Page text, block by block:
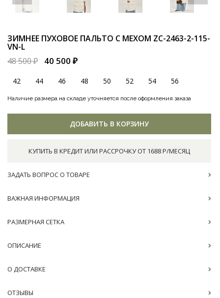
ЗИМНЕЕ ПУХОВОЕ ПАЛЬТО С МЕХОМ ZC-2463-2-115-
VN-L
48 500 ₽
40 500 ₽
42 44 46 48 50 52 54 56
Наличие размера на складе уточняется после оформления заказа
ДОБАВИТЬ В КОРЗИНУ
КУПИТЬ В КРЕДИТ ИЛИ РАССРОЧКУ ОТ 1688 Р/МЕСЯЦ
ЗАДАТЬ ВОПРОС О ТОВАРЕ
ВАЖНАЯ ИНФОРМАЦИЯ
РАЗМЕРНАЯ СЕТКА
ОПИСАНИЕ
О ДОСТАВКЕ
ОТЗЫВЫ